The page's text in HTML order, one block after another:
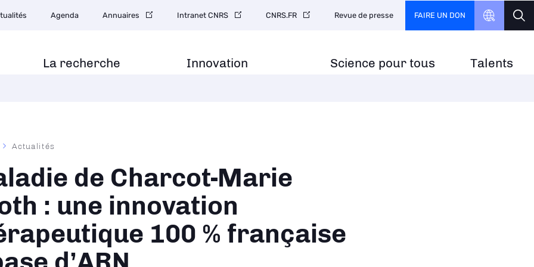
La recherche Innovation Science pour tous Talents
Agenda Annuaires Intranet CNRS CNRS.FR Revue de presse FAIRE UN DON
Actualités
de Charcot-Marie
: une innovation
100 % française